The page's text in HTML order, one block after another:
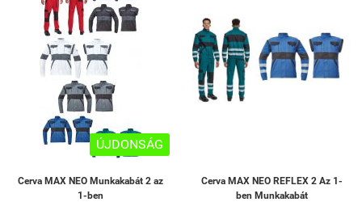
ÚJDONSÁG
Cerva MAX NEO Munkakabát 2 az
1-ben
Cerva MAX NEO REFLEX 2 Az 1-
ben Munkakabát